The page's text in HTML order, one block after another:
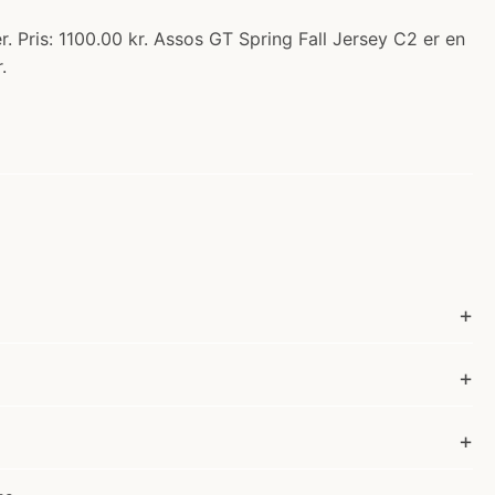
1100.00 kr. Assos GT Spring Fall Jersey C2 er en